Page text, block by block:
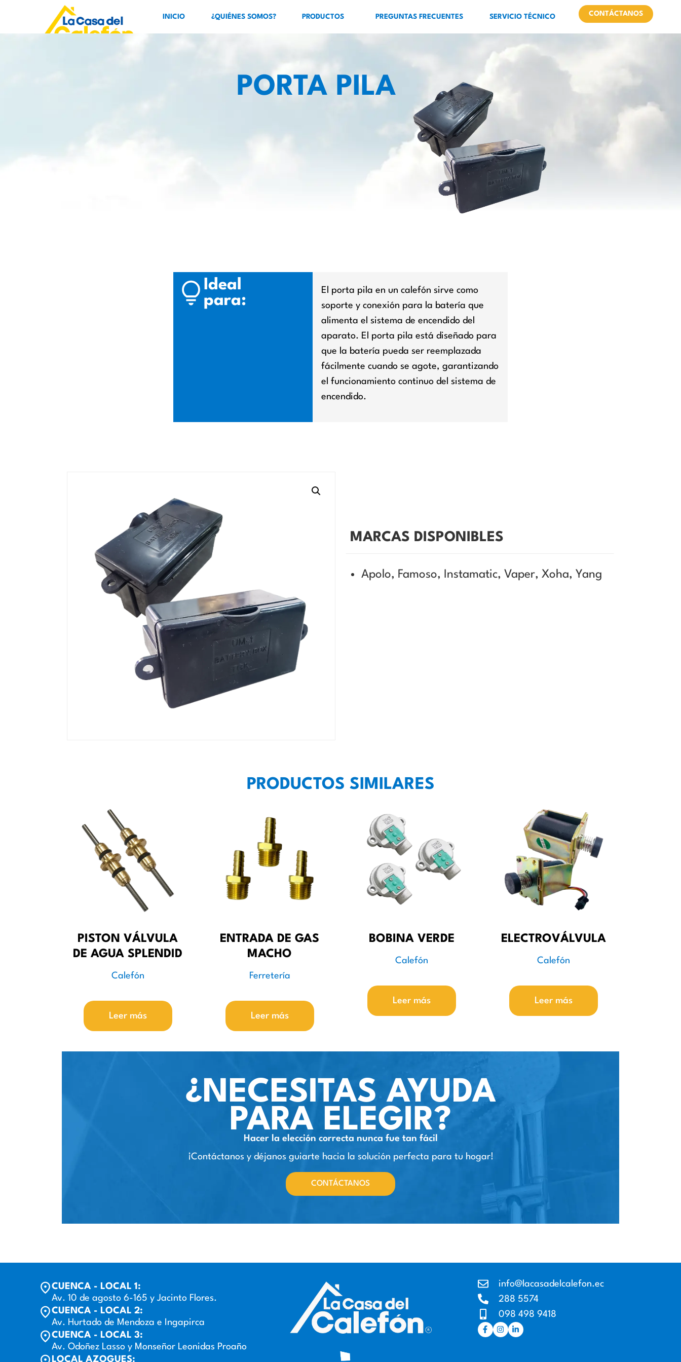
INICIO ¿QUIÉNES SOMOS? PRODUCTOS PREGUNTAS FRECUENTES SERVICIO TÉCNICO CONTÁCTANOS
PORTA PILA
Ideal
para:
El porta pila en un calefón sirve como
soporte y conexión para la batería que
alimenta el sistema de encendido del
aparato. El porta pila está diseñado para
que la batería pueda ser reemplazada
fácilmente cuando se agote, garantizando
el funcionamiento continuo del sistema de
encendido.
MARCAS DISPONIBLES
Apolo, Famoso, Instamatic, Vaper, Xoha, Yang
PRODUCTOS SIMILARES
PISTON VÁLVULA
DE AGUA SPLENDID
Calefón
Leer más
ENTRADA DE GAS
MACHO
Ferretería
Leer más
BOBINA VERDE
Calefón
Leer más
ELECTROVÁLVULA
Calefón
Leer más
¿NECESITAS AYUDA
PARA ELEGIR?
Hacer la elección correcta nunca fue tan fácil
¡Contáctanos y déjanos guiarte hacia la solución perfecta para tu hogar!
CONTÁCTANOS
CUENCA - LOCAL 1:
Av. 10 de agosto 6-165 y Jacinto Flores.
CUENCA - LOCAL 2:
Av. Hurtado de Mendoza e Ingapirca
CUENCA - LOCAL 3:
Av. Odoñez Lasso y Monseñor Leonidas Proaño
LOCAL AZOGUES:
info@lacasadelcalefon.ec
288 5574
098 498 9418